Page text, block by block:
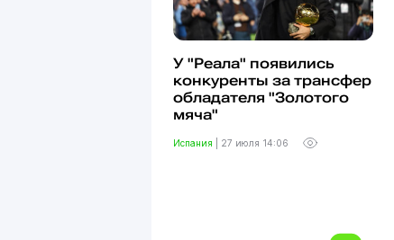
У "Реала" появились
конкуренты за трансфер
обладателя "Золотого
мяча"
Испания 27 июля 14:06